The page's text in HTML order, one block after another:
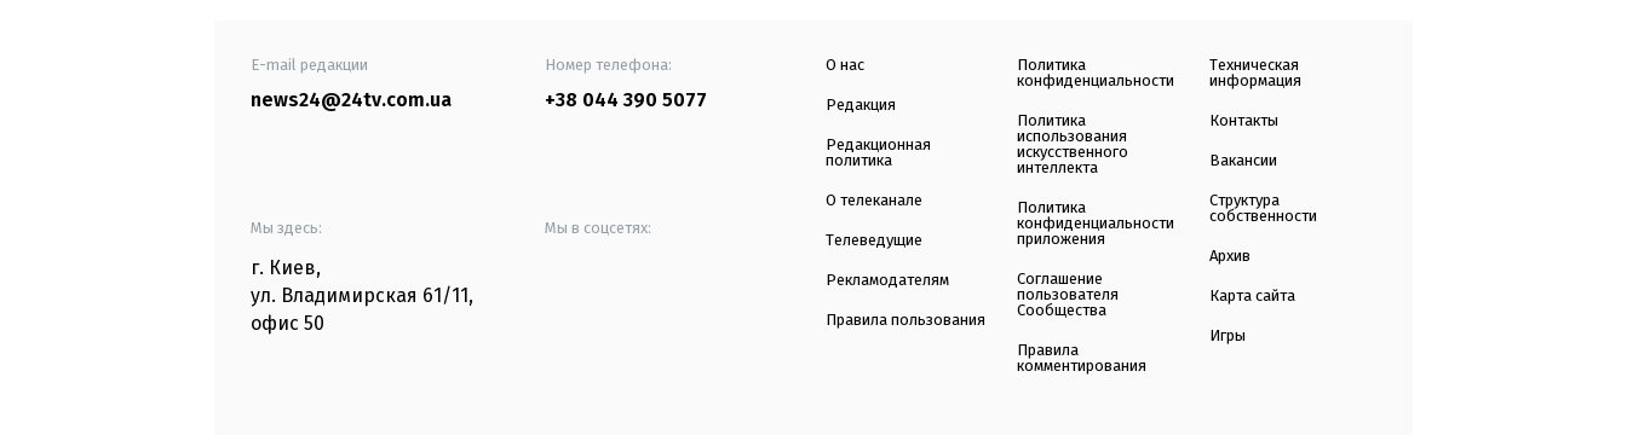
E-mail редакции
news24@24tv.com.ua
Номер телефона:
+38 044 390 5077
Мы здесь:
г. Киев,
ул. Владимирская 61/11,
офис 50
Мы в соцсетях:
О нас
Редакция
Редакционная
политика
О телеканале
Телеведущие
Рекламодателям
Правила пользования
Политика
конфиденциальности
Политика
использования
искусственного
интеллекта
Политика
конфиденциальности
приложения
Соглашение
пользователя
Сообщества
Правила
комментирования
Техническая
информация
Контакты
Вакансии
Структура
собственности
Архив
Карта сайта
Игры